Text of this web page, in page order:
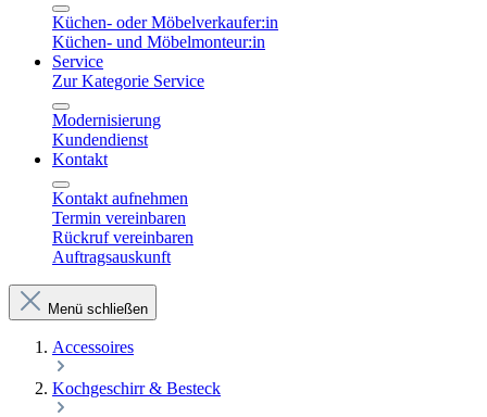
Küchen- oder Möbelverkaufer:in
Küchen- und Möbelmonteur:in
Service
Zur Kategorie Service
Modernisierung
Kundendienst
Kontakt
Kontakt aufnehmen
Termin vereinbaren
Rückruf vereinbaren
Auftragsauskunft
Menü schließen
Accessoires
Kochgeschirr & Besteck